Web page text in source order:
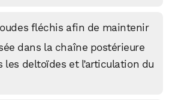
fléchis afin de maintenir
dans la chaîne postérieure
les deltoïdes et l’articulation du